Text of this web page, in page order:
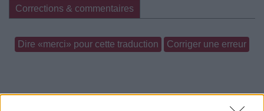
Corrections & commentaires
Dire «merci» pour cette traduction Corriger une erreur